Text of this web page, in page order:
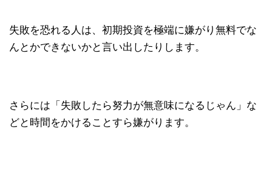
失敗を恐れる人は、初期投資を極端に嫌がり無料でな
んとかできないかと言い出したりします。
さらには「失敗したら努力が無意味になるじゃん」な
どと時間をかけることすら嫌がります。